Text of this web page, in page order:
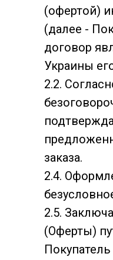
(офертой)
(далее -
договор
Украины
2.2.
заказа.
2.4.
2.5.
(Оферты)